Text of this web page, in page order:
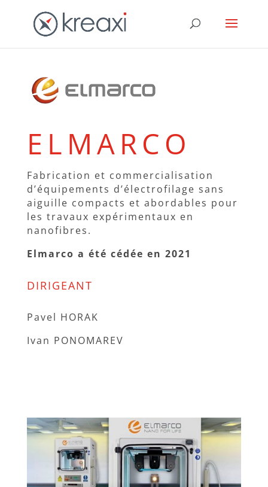
ELMARCO
Fabrication et commercialisation
d’équipements d’électrofilage sans
aiguille compacts et abordables pour
les travaux expérimentaux en
nanofibres.
Elmarco a été cédée en 2021
DIRIGEANT
Pavel HORAK
Ivan PONOMAREV